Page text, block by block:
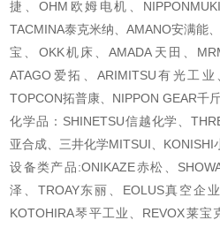
捷、OHM欧姆电机、
TACMINA泰克米纳、AMANO安满能
宝、OKK机床、AMADA天田、
ATAGO爱拓、ARIMITSU有光工业
TOPCON拓普康、NIPPON GEAR千
化学品：SHINETSU信越化学、
亚合成、三井化学MITSUI、KONISHI
设备类产品:ONIKAZE赤松、
泽、TROAY东丽、EOLUS真空企
KOTOHIRA琴平工业、REVOX莱